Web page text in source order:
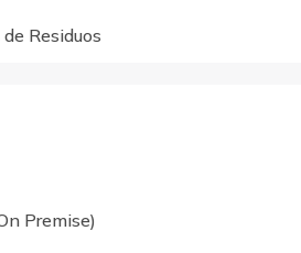
Residuos
Premise)